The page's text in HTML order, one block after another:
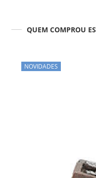
QUEM COMPROU
NOVIDADES